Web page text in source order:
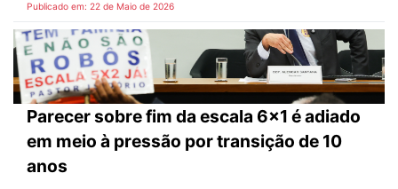
Publicado em: 22 de Maio de 2026
Parecer sobre fim da escala 6x1 é adiado
em meio à pressão por transição de 10
anos